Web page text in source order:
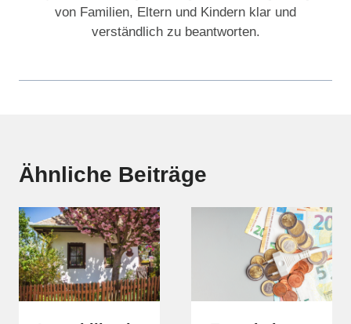
von Familien, Eltern und Kindern klar und
verständlich zu beantworten.
Ähnliche Beiträge